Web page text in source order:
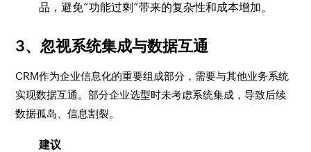
品，避免“功能过剩”带来的复杂性和成本增加。
3、忽视系统集成与数据互通
CRM作为企业信息化的重要组成部分，需要与其他业务系统
实现数据互通。部分企业选型时未考虑系统集成，导致后续
数据孤岛、信息割裂。
建议